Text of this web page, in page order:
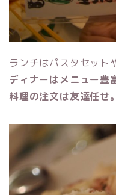
ランチはパスタセット
ディナーはメニュー豊
料理の注文は友達任せ。